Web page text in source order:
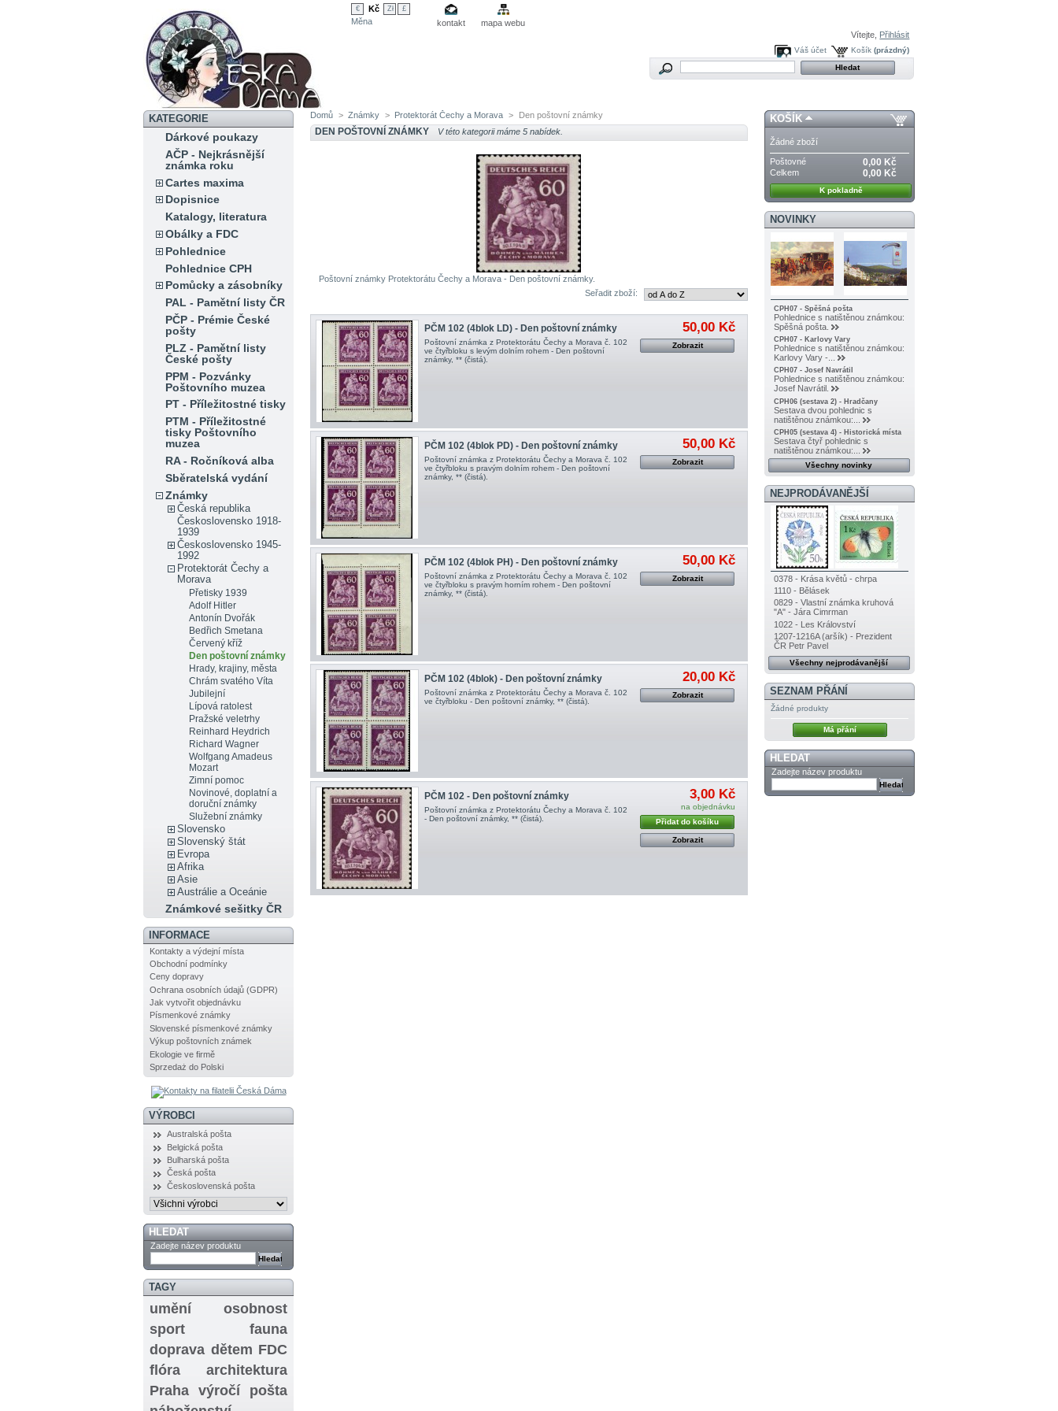
€ Kč Zł £
Měna kontakt
mapa webu
Vítejte,
Přihlásit
Košík (prázdný)
Váš účet
KATEGORIE
Dárkové poukazy
AČP - Nejkrásnější
známka roku
Cartes maxima
Dopisnice
Katalogy, literatura
Obálky a FDC
Pohlednice
Pohlednice CPH
Pomůcky a zásobníky
PAL - Pamětní listy ČR
PČP - Prémie České
pošty
PLZ - Pamětní listy
České pošty
PPM - Pozvánky
Poštovního muzea
PT - Příležitostné tisky
PTM - Příležitostné
tisky Poštovního
muzea
RA - Ročníková alba
Sběratelská vydání
Známky
Česká republika
Československo 1918-
1939
Československo 1945-
1992
Protektorát Čechy a
Morava
Přetisky 1939
Adolf Hitler
Antonín Dvořák
Bedřich Smetana
Červený kříž
Den poštovní známky
Hrady, krajiny, města
Chrám svatého Víta
Jubilejní
Lípová ratolest
Pražské veletrhy
Reinhard Heydrich
Richard Wagner
Wolfgang Amadeus
Mozart
Zimní pomoc
Novinové, doplatní a
doruční známky
Služební známky
Slovensko
Slovenský štát
Evropa
Afrika
Asie
Austrálie a Oceánie
Známkové sešitky ČR
INFORMACE
Kontakty a výdejní místa
Obchodní podmínky
Ceny dopravy
Ochrana osobních údajů (GDPR)
Jak vytvořit objednávku
Písmenkové známky
Slovenské písmenkové známky
Výkup poštovních známek
Ekologie ve firmě
Sprzedaż do Polski
VÝROBCI
Australská pošta
Belgická pošta
Bulharská pošta
Česká pošta
Československá pošta
HLEDAT
Zadejte název produktu
TAGY
umění
osobnost
sport
fauna
doprava dětem FDC
flóra
architektura
Praha
výročí
pošta
Domů > Známky > Protektorát Čechy a Morava > Den poštovní známky
DEN POŠTOVNÍ ZNÁMKY V této kategorii máme 5 nabídek.
Poštovní známky Protektorátu Čechy a Morava - Den poštovní známky.
Seřadit zboží:
PČM 102 (4blok LD) - Den poštovní známky
Poštovní známka z Protektorátu Čechy a Morava č. 102
ve čtyřbloku s levým dolním rohem - Den poštovní
známky, ** (čistá).
50,00 Kč
Zobrazit
PČM 102 (4blok PD) - Den poštovní známky
Poštovní známka z Protektorátu Čechy a Morava č. 102
ve čtyřbloku s pravým dolním rohem - Den poštovní
známky, ** (čistá).
50,00 Kč
Zobrazit
PČM 102 (4blok PH) - Den poštovní známky
Poštovní známka z Protektorátu Čechy a Morava č. 102
ve čtyřbloku s pravým horním rohem - Den poštovní
známky, ** (čistá).
50,00 Kč
Zobrazit
PČM 102 (4blok) - Den poštovní známky
Poštovní známka z Protektorátu Čechy a Morava č. 102
ve čtyřbloku - Den poštovní známky, ** (čistá).
20,00 Kč
Zobrazit
PČM 102 - Den poštovní známky
Poštovní známka z Protektorátu Čechy a Morava č. 102
- Den poštovní známky, ** (čistá).
3,00 Kč
na objednávku
Přidat do košíku
Zobrazit
KOŠÍK
Žádné zboží
Poštovné 0,00 Kč
Celkem 0,00 Kč
K pokladně
NOVINKY
CPH07 - Spěšná pošta
Pohlednice s natištěnou známkou:
Spěšná pošta.
CPH07 - Karlovy Vary
Pohlednice s natištěnou známkou:
Karlovy Vary -...
CPH07 - Josef Navrátil
Pohlednice s natištěnou známkou:
Josef Navrátil.
CPH06 (sestava 2) - Hradčany
Sestava dvou pohlednic s
natištěnou známkou:...
CPH05 (sestava 4) - Historická místa
Sestava čtyř pohlednic s
natištěnou známkou:...
Všechny novinky
NEJPRODÁVANĚJŠÍ
0378 - Krása květů - chrpa
1110 - Bělásek
0829 - Vlastní známka kruhová
"A" - Jára Cimrman
1022 - Les Království
1207-1216A (aršík) - Prezident
ČR Petr Pavel
Všechny nejprodávanější
SEZNAM PŘÁNÍ
Žádné produkty
Má přání
HLEDAT
Zadejte název produktu